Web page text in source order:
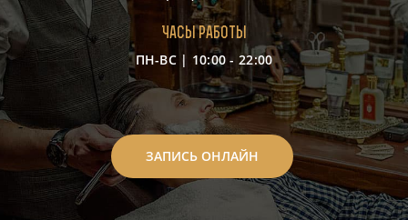
Часы работы
ПН-ВС | 10:00 - 22:00
-
ЗАПИСЬ ОНЛАЙН